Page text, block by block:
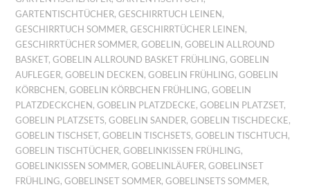
GARTENTISCHTÜCHER,GESCHIRRTUCH LEINEN ,
GESCHIRRTUCH SOMMER,GESCHIRRTÜCHER LEINEN ,
GESCHIRRTÜCHER SOMMER,GOBELIN ,GOBELIN ALLROUND
BASKET,GOBELIN ALLROUND BASKET FRÜHLING,GOBELIN
AUFLEGER,GOBELIN DECKEN ,GOBELIN FRÜHLING,GOBELIN
KÖRBCHEN ,GOBELIN KÖRBCHEN FRÜHLING,GOBELIN
PLATZDECKCHEN ,GOBELIN PLATZDECKE,GOBELIN PLATZSET,
GOBELIN PLATZSETS,GOBELIN SANDER,GOBELIN TISCHDECKE,
GOBELIN TISCHSET,GOBELIN TISCHSETS,GOBELIN TISCHTUCH ,
GOBELIN TISCHTÜCHER,GOBELINKISSEN FRÜHLING,
GOBELINKISSEN SOMMER,GOBELINLÄUFER,GOBELINSET
FRÜHLING,GOBELINSET SOMMER,GOBELINSETS SOMMER,